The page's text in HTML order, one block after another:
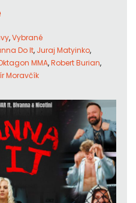
,Vybrané
Do It, Juraj Matyinko,
MMA,Robert Burian,
Moravčík